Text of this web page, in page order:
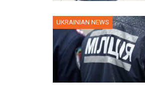
UKRAINIAN NEWS